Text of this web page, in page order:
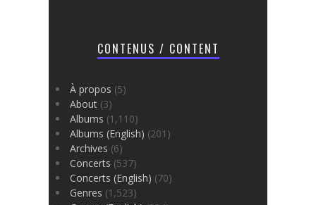
CONTENUS / CONTENT
À propos (5)
About (3)
Albums (1,110)
Albums (English) (201)
Archives (6)
Concerts (537)
Concerts (English) (70)
Genres (1,523)